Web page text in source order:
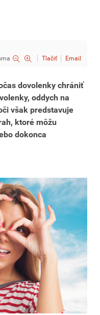
Tlačiť Email
dovolenky chrániť
oddych na
však predstavuje
ktoré môžu
dokonca